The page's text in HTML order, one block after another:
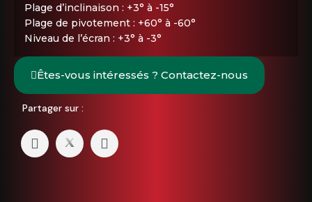
Plage d’inclinaison : +3° à -15°
Plage de pivotement : +60° à -60°
Niveau de l’écran : +3° à -3°
Êtes-vous intéressés ? Contactez-nous
Partager sur :